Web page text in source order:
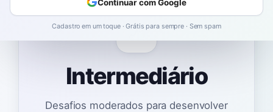
📈
Intermediário
Desafios moderados para desenvolver
Continuar com Google
Cadastro em um toque · Grátis para sempre · Sem spam